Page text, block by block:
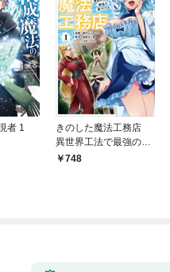
者 1
きのした魔法工務店
異世界工法で最強の家
づくりを（コミック）
748